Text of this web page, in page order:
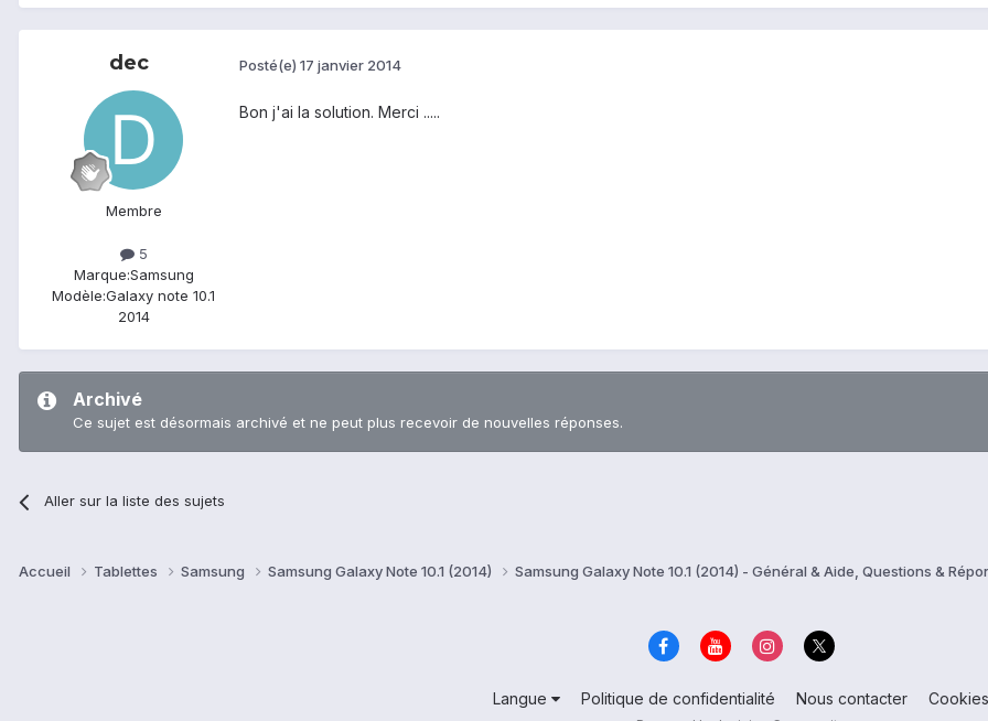
dec
Membre
5
Marque:Samsung
Modèle:Galaxy note 10.1
2014
Posté(e) 17 janvier 2014
Bon j'ai la solution. Merci .....
Archivé
Ce sujet est désormais archivé et ne peut plus recevoir de nouvelles réponses.
Aller sur la liste des sujets
Accueil Tablettes Samsung Samsung Galaxy Note 10.1 (2014) Samsung Galaxy Note 10.1 (2014) - Général & Aide, Questions &
Langue Politique de confidentialité Nous contacter Cookies